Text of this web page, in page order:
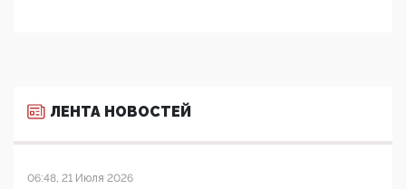
ЛЕНТА НОВОСТЕЙ
06:48, 21 Июля 2026